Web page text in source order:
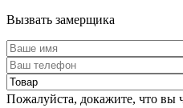
Вызвать замерщика
Пожалуйста, докажите, что вы